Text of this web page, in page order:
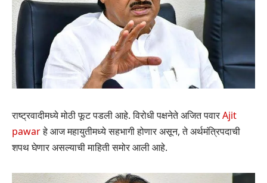
राष्ट्रवादीमध्ये मोठी फूट पडली आहे. विरोधी पक्षनेते अजित पवारAjit
pawarहे आज महायुतीमध्ये सहभागी होणार असून, ते अर्थमंत्रिपदाची
शपथ घेणार असल्याची माहिती समोर आली आहे.